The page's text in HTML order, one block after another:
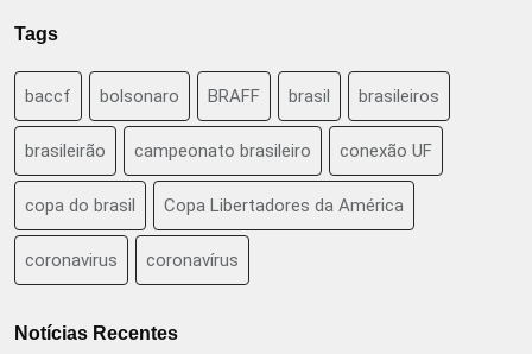
Tags
baccf bolsonaro BRAFF brasil brasileiros
brasileirão campeonato brasileiro conexão UF
copa do brasil Copa Libertadores da América
coronavirus coronavírus
Notícias Recentes